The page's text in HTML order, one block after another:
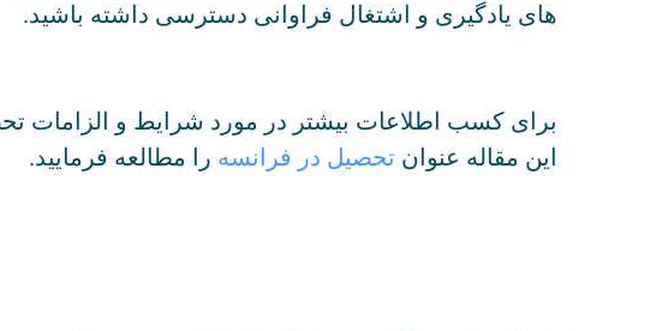
های یادگیری و اشتغال فراوانی دسترسی داشته باشید.
برای کسب اطلاعات بیشتر در مورد شرایط و الزامات
این مقاله عنوان تحصیل در فرانسه را مطالعه فرمایید.